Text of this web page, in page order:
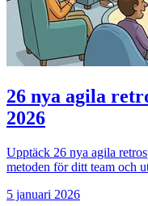
26 nya agila
2026
Upptäck 26 nya agila
metoden för ditt team och
5 januari 2026